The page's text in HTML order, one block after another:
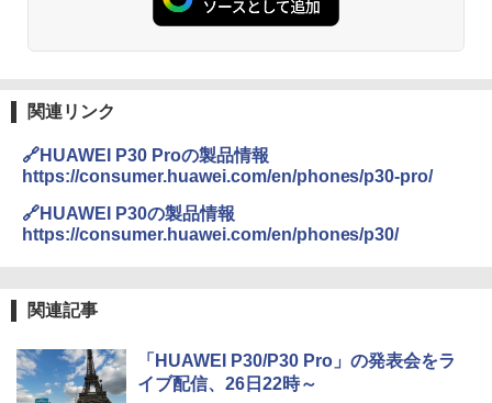
関連リンク
🔗HUAWEI P30 Proの製品情報
https://consumer.huawei.com/en/phones/p30-pro/
🔗HUAWEI P30の製品情報
https://consumer.huawei.com/en/phones/p30/
関連記事
「HUAWEI P30/P30 Pro」の発表会をラ
イブ配信、26日22時～